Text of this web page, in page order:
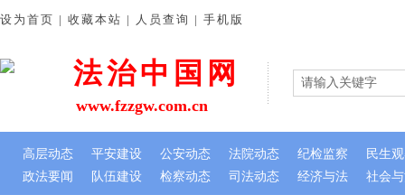
法治中国网
政法要闻 队伍建设 检察动态 司法动态 经济与法 社会
设为首页 | 收藏本站 | 人员查询 | 手机版
www.fzzgw.com.cn
高层动态 平安建设 公安动态 法院动态 纪检监察 民生